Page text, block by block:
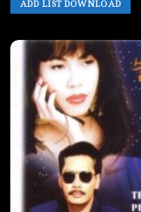
ADD LIST DOWNLOAD